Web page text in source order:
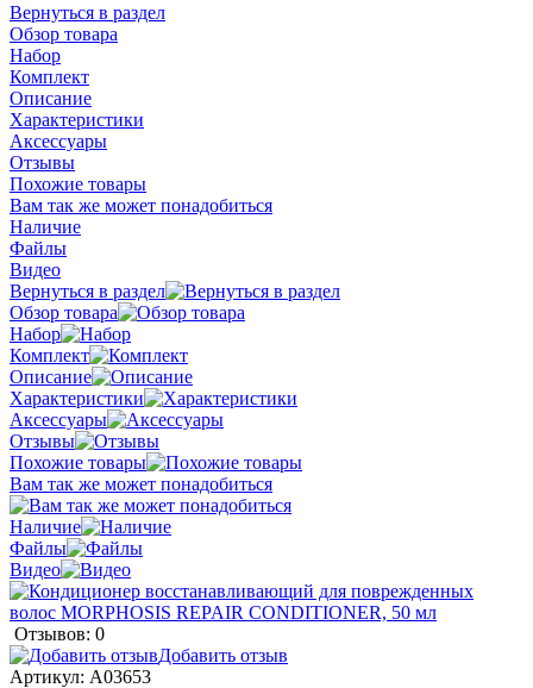
Вернуться в раздел
Обзор товара
Набор
Комплект
Описание
Характеристики
Аксессуары
Отзывы
Похожие товары
Вам так же может понадобиться
Наличие
Файлы
Видео
Вернуться в раздел
Обзор товара
Набор
Комплект
Описание
Характеристики
Аксессуары
Отзывы
Похожие товары
Вам так же может понадобиться
Наличие
Файлы
Видео
Отзывов: 0
Добавить отзыв
Артикул: A03653